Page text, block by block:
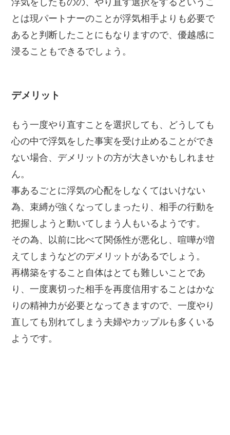
浮気をしたものの、やり直す選択をするというこ
とは現パートナーのことが浮気相手よりも必要で
あると判断したことにもなりますので、優越感に
浸ることもできるでしょう。
デメリット
もう一度やり直すことを選択しても、どうしても
心の中で浮気をした事実を受け止めることができ
ない場合、デメリットの方が大きいかもしれませ
ん。
事あるごとに浮気の心配をしなくてはいけない
為、束縛が強くなってしまったり、相手の行動を
把握しようと動いてしまう人もいるようです。
その為、以前に比べて関係性が悪化し、喧嘩が増
えてしまうなどのデメリットがあるでしょう。
再構築をすること自体はとても難しいことであ
り、一度裏切った相手を再度信用することはかな
りの精神力が必要となってきますので、一度やり
直しても別れてしまう夫婦やカップルも多くいる
ようです。